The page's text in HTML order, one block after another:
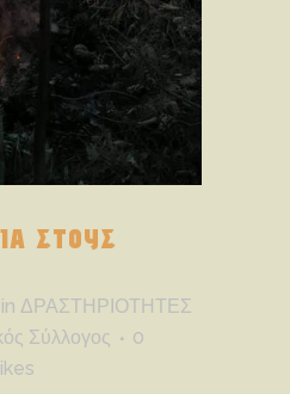
ΣΤΟΥΣ
in ΔΡΑΣΤΗΡΙΟΤΗΤΕΣ
Σύλλογος
0